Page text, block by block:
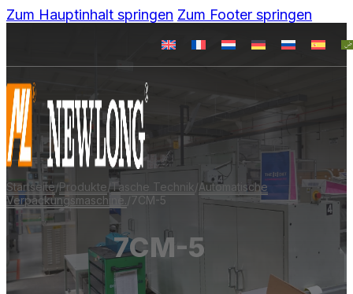
Zum Hauptinhalt springen Zum Footer springen
Startseite/Produkte/Tasche Technik /Automatische
Verpackungsmaschine. /7CM-5
7CM-5